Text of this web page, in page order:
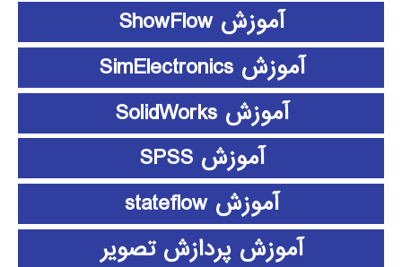
آموزش ShowFlow
آموزش SimElectronics
آموزش SolidWorks
آموزش SPSS
آموزش stateflow
آموزش پردازش تصویر